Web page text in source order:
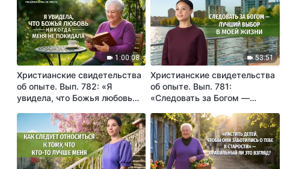
1:00:08
Христианские свидетельства
об опыте. Вып. 782: «Я
увидела, что Божья любовь
53:51
Христианские свидетельства
об опыте. Вып. 781:
«Следовать за Богом —